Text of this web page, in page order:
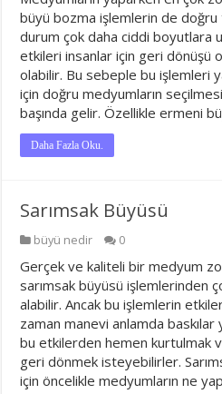
büyü bozma işlemlerin de doğru
durum çok daha ciddi boyutlara
etkileri insanlar için geri dönüşü
olabilir. Bu sebeple bu işlemleri
için doğru medyumların
başında gelir. Özellikle ermeni
Daha Fazla Oku.
Sarımsak Büyüsü
büyü nedir 0
Gerçek ve kaliteli bir medyum
sarımsak büyüsü işlemlerinden
alabilir. Ancak bu işlemlerin
zaman manevi anlamda
bu etkilerden hemen kurtulmak
geri dönmek isteyebilirler.
için öncelikle medyumların ne